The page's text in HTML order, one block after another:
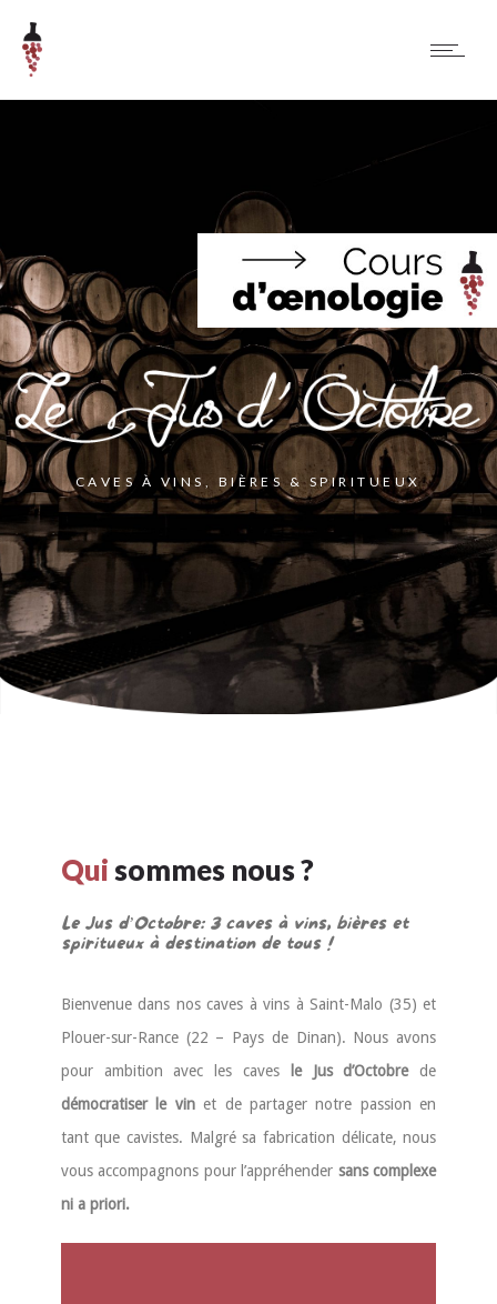
CA VE S À VINS , BIÈRE S & SPIR IT UEUX
Quisommes nous ?
Le Jus d’Octobre: 3 caves à vins, bières et
spiritueux à destination de tous !
Bienvenue dans nos caves à vins à Saint-Malo (35) et
Plouer-sur-Rance (22 – Pays de Dinan). Nous avons
pour ambition avec les caves
le Jus d’Octobrede
démocratiser le vinet de partager notre passion en
tant que cavistes. Malgré sa fabrication délicate, nous
vous accompagnons pour l’appréhender sans complexe
ni a priori.